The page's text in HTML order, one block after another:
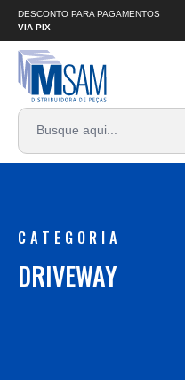
DESCONTO PARA PAGAMENTOS
VIA PIX
CATEGORIA
DRIVEWAY